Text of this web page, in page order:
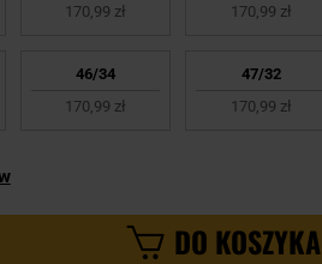
170,99 zł
170,99 zł
46/34
170,99 zł
47/32
170,99 zł
DO KOSZYKA